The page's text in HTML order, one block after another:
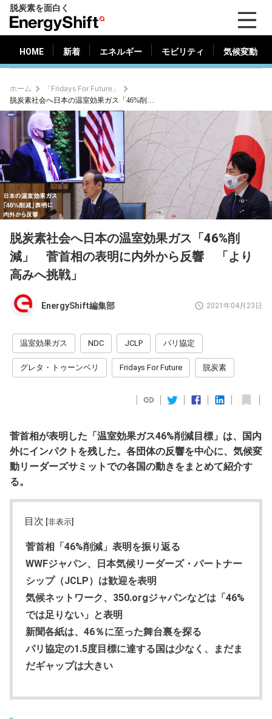
脱炭素を面白く
ナ
ジ
ー
フ
ト）
HOME 新着 エネルギー モビリティ 気候変動
新着 エネルギー 気候変動
ホーム 「Fridays For Future」
脱炭素社会へ日本の温室効果ガス「46%削減」 菅首相の表明に内外から反響 「より高みへ挑戦」
脱炭素社会へ日本の温室効果ガス「46%削
減」 菅首相の表明に内外から反響 「より
高みへ挑戦」
EnergyShift編集部 2021年04月23日
温室効果ガス NDC JCLP パリ協定
グレタ・トゥーンベリ Fridays For Future 脱炭素
菅首相が表明した「温室効果ガス46%削減目標」は、国内
外にインパクトを残した。各団体の反響を中心に、気候変
動リーダーズサミットでの各国の動きをまとめて紹介す
る。
目次 [非表示]
菅首相「46%削減」表明を振り返る
WWFジャパン、日本気候リーダーズ・パートナー
シップ（JCLP）は歓迎を表明
気候ネットワーク、350.orgジャパンなどは「46%
では足りない」と表明
新聞各紙は、46％に至った舞台裏を探る
パリ協定の1.5度目標に達する国は少なく、まだま
だギャップは大きい